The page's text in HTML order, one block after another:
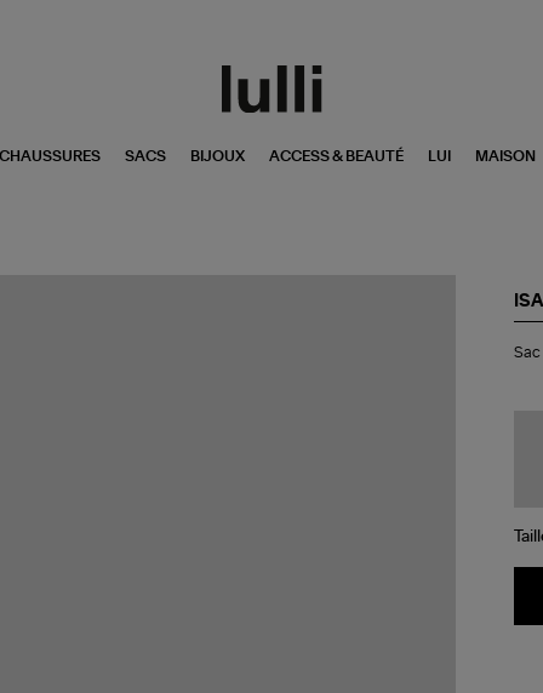
SACS BIJOUX ACCESS & BEAUTÉ LUI MAISON
Sac